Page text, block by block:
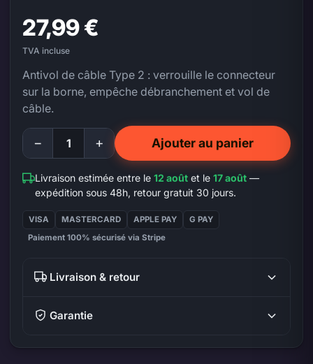
27,99 €
TVA incluse
Antivol de câble Type 2 : verrouille le connecteur
sur la borne, empêche débranchement et vol de
câble.
− + Ajouter au panier
Livraison estimée entre le12 août et le17 août —
expédition sous 48h, retour gratuit 30 jours.
VISA MASTERCARD APPLE PAY
G PAY
Paiement 100% sécurisé via Stripe
Livraison & retour
Garantie